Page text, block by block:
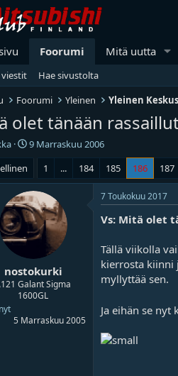
Foorumi Mitä uutta
Hae sivustolta
Foorumi Yleinen Yleinen
olet tänään
A
i
t
u
s
p
i
v
ä
m
ä
9 Marraskuu 2006
1 ... 184 185 186 187
nostokurki
Galant Sigma
1600GL
5 Marraskuu 2005
7 Toukokuu 2017
Vs: Mitä olet
Tällä viikolla
kierrosta kiinni
myllyttää sen.
Ja eihän se